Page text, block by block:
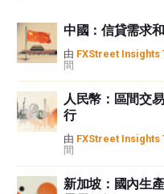
如果文章正文中沒有明確提到，在
中都沒有頭寸，也沒有與文中提到
者沒有收到撰寫這篇文章的報酬。
FXStreet和作者不提供個性化的建
性不作任何陳述。FXStreet和作
或損害由此資訊及其顯示或使用引
FXStreet並非註冊投資顧問，本
中國：信貸需求
由 FXStreet Insights
間
人民幣：區間交
行
由 FXStreet Insights
間
新加坡：國內生